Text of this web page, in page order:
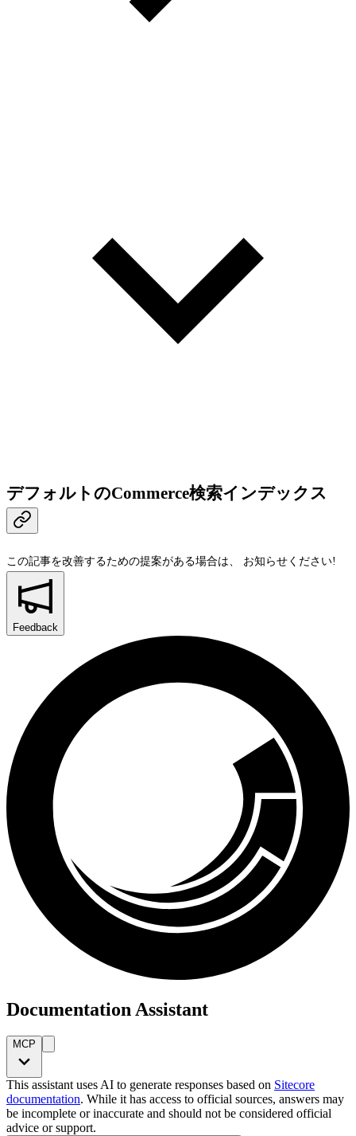
デフォルトのCommerce検索インデックス
この記事を改善するための提案がある場合は、 お知らせください!
Feedback
Documentation Assistant
MCP
This assistant uses AI to generate responses based on Sitecore
documentation. While it has access to official sources, answers may
be incomplete or inaccurate and should not be considered official
advice or support.